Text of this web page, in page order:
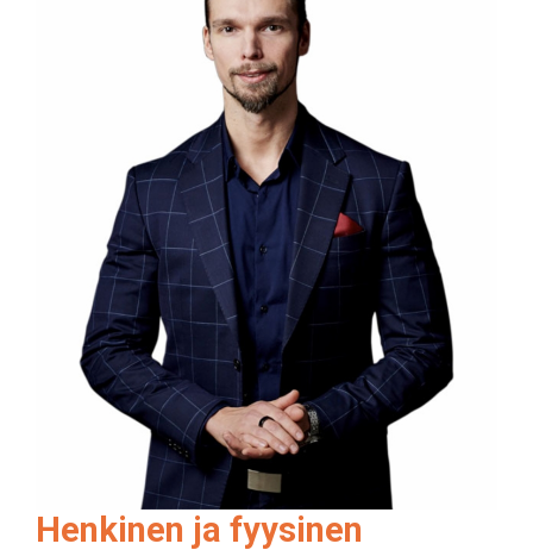
Henkinen ja fyysinen